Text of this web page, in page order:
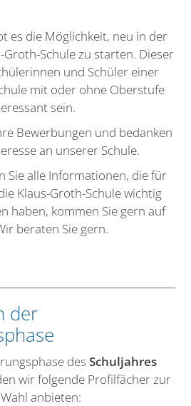
es die Möglichkeit, neu in der
Groth-Schule zu starten. Dieser
und Schüler einer
mit oder ohne Oberstufe
sein.
Bewerbungen und bedanken
an unserer Schule.
Sie alle Informationen, die für
Klaus-Groth-Schule wichtig
haben, kommen Sie gern auf
beraten Sie gern.
der
des Schuljahres
wir folgende Profilfächer zur
Wahl anbieten: